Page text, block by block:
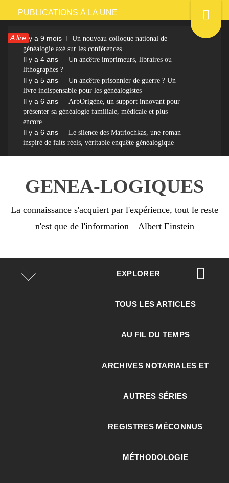
Passer
contenu
PUBLICATIONS À LA UNE
A lireIl y a 9 mois
Un nouveau colloque national de
généalogie axé sur les conférences
Il y a 4 ans
Un ancêtre imprimeurs, libraires ou
lithographes ?
Il y a 5 ans
Un ancêtre prisonnier de guerre ? Un
livre indispensable pour les généalogistes
Il y a 6 ans
ArbOrigène, un support innovant pour
présenter sa généalogie familiale, médicale et plus
encore…
Il y a 6 ans
Le silence des Matriochkas, une roman
inspiré de faits réels, véritable enquête généalogique
GENEA-LOGIQUES
La connaissance s'acquiert par l'expérience, tout le reste
n'est que de l'information – Albert Einstein
EXPLORER
TOUS LES ARTICLES
AU FIL DU TEMPS
ARCHIVES NOTARIALES ET
AUTRES SÉRIES
REGISTRES MÉCONNUS
MÉTHODOLOGIE